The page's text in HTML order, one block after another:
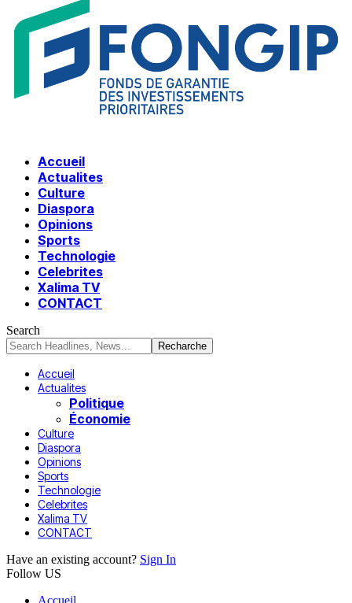
Accueil
Actualites
Culture
Diaspora
Opinions
Sports
Technologie
Celebrites
Xalima TV
CONTACT
Search
Accueil
Actualites
Politique
Économie
Culture
Diaspora
Opinions
Sports
Technologie
Celebrites
Xalima TV
CONTACT
Have an existing account? Sign In
Follow US